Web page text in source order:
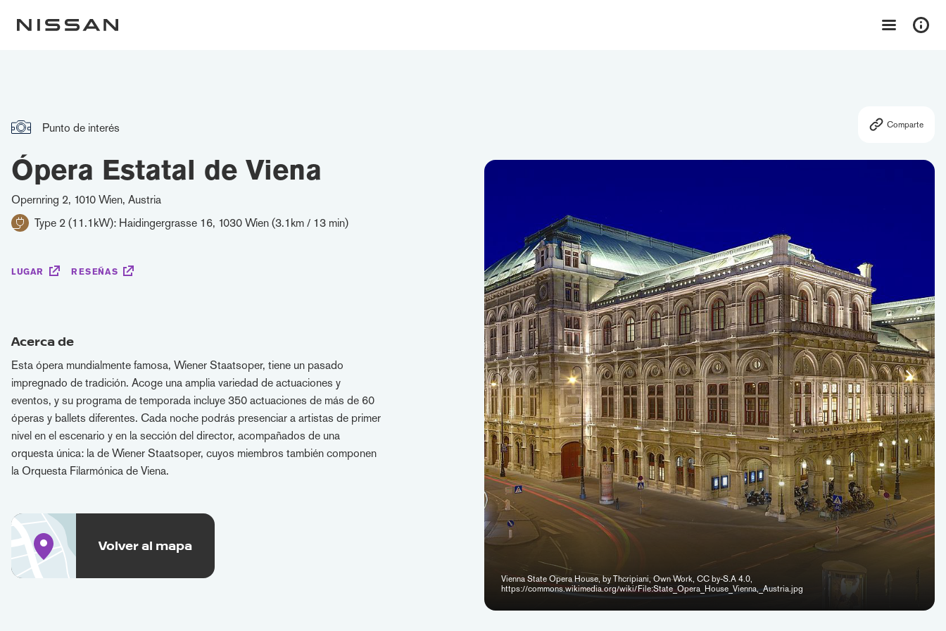
Punto de interés
Ópera Estatal de Viena
Opernring 2, 1010 Wien, Austria
Type 2 (11.1kW): Haidingergrasse 16, 1030 Wien (3.1km / 13 min)
LUGAR RESEÑAS
Acerca de
Esta ópera mundialmente famosa, Wiener Staatsoper, tiene un pasado
impregnado de tradición. Acoge una amplia variedad de actuaciones y
eventos, y su programa de temporada incluye 350 actuaciones de más de 60
óperas y ballets diferentes. Cada noche podrás presenciar a artistas de primer
nivel en el escenario y en la sección del director, acompañados de una
orquesta única: la de Wiener Staatsoper, cuyos miembros también componen
la Orquesta Filarmónica de Viena.
Volver al mapa
Comparte
Vienna State Opera House, by Thcripiani, Own Work, CC by-S.A 4.0,
https://commons.wikimedia.org/wiki/File:State_Opera_House_Vienna,_Austria.jpg